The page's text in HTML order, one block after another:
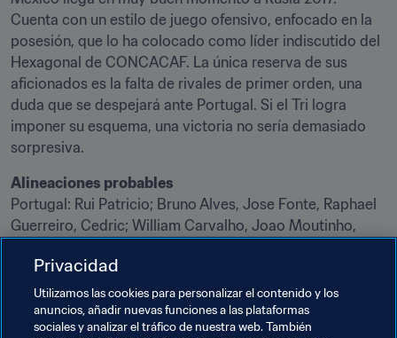
Cuenta con un estilo de juego ofensivo, enfocado en la
posesión, que lo ha colocado como líder indiscutido del
Hexagonal de CONCACAF. La única reserva de sus
aficionados es la falta de rivales de primer orden, una
duda que se despejará ante Portugal. Si el Tri logra
imponer su esquema, una victoria no sería demasiado
sorpresiva.
Alineaciones probables
Portugal: Rui Patricio; Bruno Alves, Jose Fonte, Raphael
Guerreiro, Cedric; William Carvalho, Joao Moutinho,
Moreno, Néstor Araújo, Miguel Layún; Jonathan Dos
Santos, Héctor Herrera, Andrés Guardado; Carlos Vela,
Privacidad
Utilizamos las cookies para personalizar el contenido y los
anuncios, añadir nuevas funciones a las plataformas
sociales y analizar el tráfico de nuestra web. También